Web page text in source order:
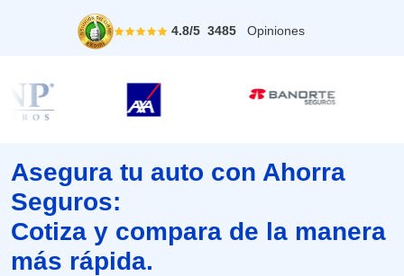
4.8/5 3485 Opiniones
Asegura tu auto con Ahorra
Seguros:
Cotiza y compara de la manera
más rápida.